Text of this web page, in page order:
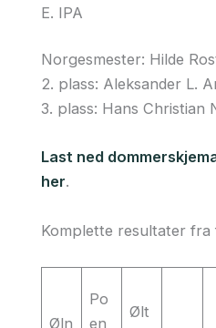
E. IPA
Norgesmester: Hilde
2. plass: Aleksander L.
3. plass: Hans Christian
Last ned
her.
Komplette resultater fra
Øln
Po
en
Ølt